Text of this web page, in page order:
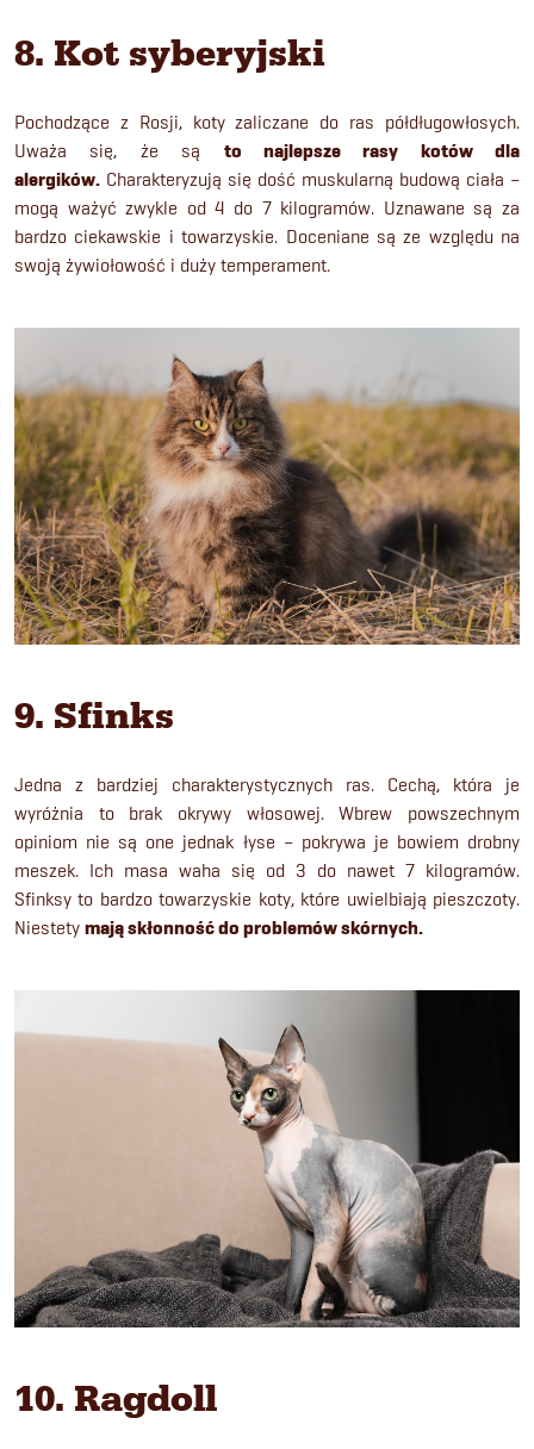
8. Kot syberyjski
Pochodzące z Rosji, koty zaliczane do ras półdługowłosych.
Uważa się, że są
to najlepsze rasy kotów dla
alergików. Charakteryzują się dość muskularną budową ciała –
mogą ważyć zwykle od 4 do 7 kilogramów. Uznawane są za
bardzo ciekawskie i towarzyskie. Doceniane są ze względu na
swoją żywiołowość i duży temperament.
9. Sfinks
Jedna z bardziej charakterystycznych ras. Cechą, która je
wyróżnia to brak okrywy włosowej. Wbrew powszechnym
opiniom nie są one jednak łyse – pokrywa je bowiem drobny
meszek. Ich masa waha się od 3 do nawet 7 kilogramów.
Sfinksy to bardzo towarzyskie koty, które uwielbiają pieszczoty.
Niestety mają skłonność do problemów skórnych.
10. Ragdoll